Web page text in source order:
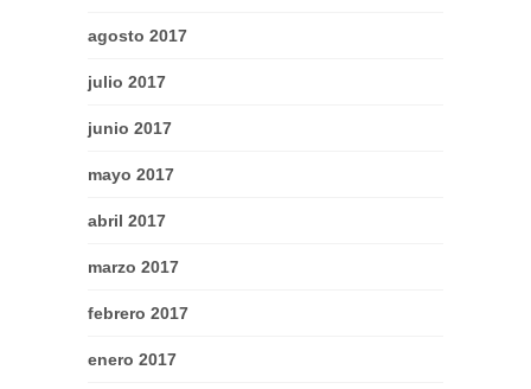
agosto 2017
julio 2017
junio 2017
mayo 2017
abril 2017
marzo 2017
febrero 2017
enero 2017